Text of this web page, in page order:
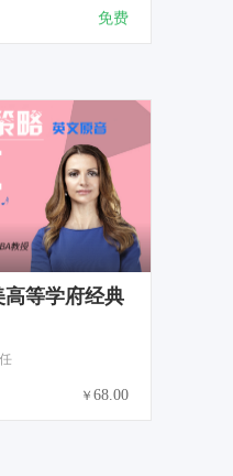
免费
等学府经典
￥ 68.00